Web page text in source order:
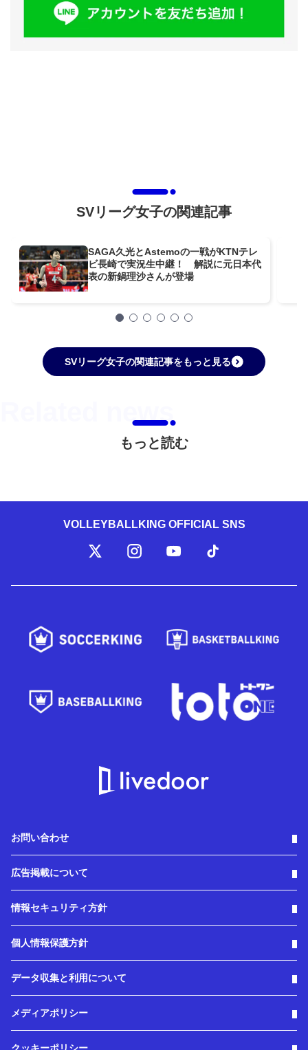
SVリーグ女子の関連記事
SAGA久光とAstemoの一戦がKTNテレ
ビ長崎で実況生中継！ 解説に元日本代
表の新鍋理沙さんが登場
SVリーグ女子の関連記事をもっと見る
もっと読む
VOLLEYBALLKING OFFICIAL SNS
お問い合わせ
広告掲載について
情報セキュリティ方針
個人情報保護方針
データ収集と利用について
メディアポリシー